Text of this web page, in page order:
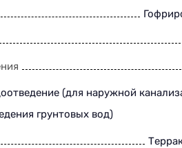
(для наружной
грунтовых вод)